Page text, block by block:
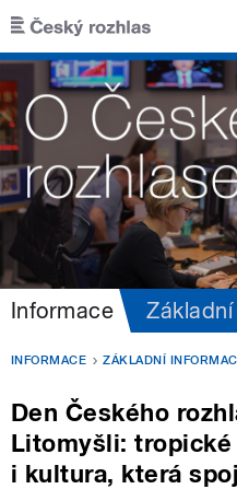
Přejít k hlavnímu obsahu
Informace
INFORMACE ZÁKLADNÍ
Den Českého
Litomyšli: tropické
i kultura, která